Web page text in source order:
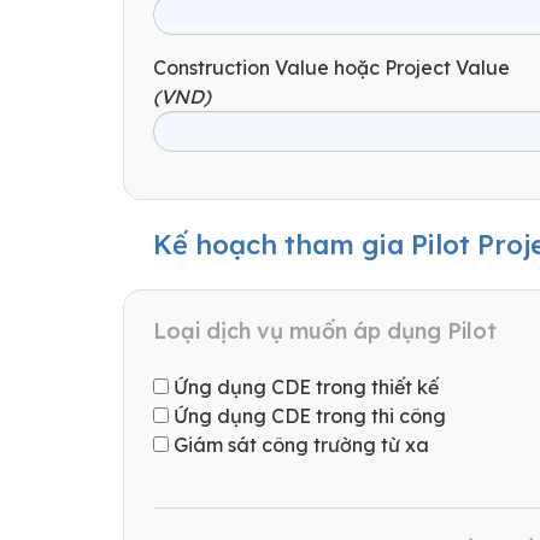
Construction Value hoặc Project Value
(VND)
Kế hoạch tham gia Pilot
Loại dịch vụ muốn áp dụng Pilot
Ứng dụng CDE trong thiết kế
Ứng dụng CDE trong thi công
Giám sát công trường từ xa